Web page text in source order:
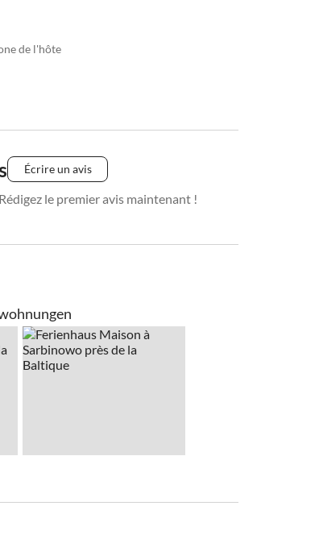
de l'hôte
Écrire un avis
le premier avis maintenant !